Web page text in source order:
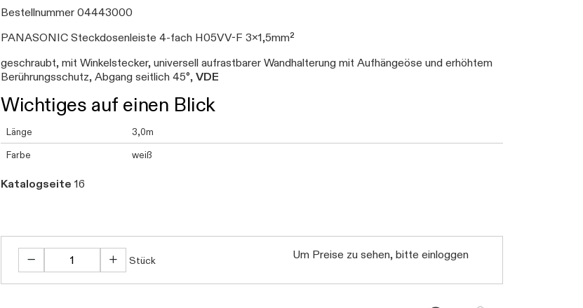
Bestellnummer 04443000
PANASONIC Steckdosenleiste 4-fach H05VV-F 3x1,5mm²
geschraubt, mit Winkelstecker, universell aufrastbarer Wandhalterung mit Aufhängeöse und erhöhtem
Berührungsschutz, Abgang seitlich 45°, VDE
Wichtiges auf einen Blick
Länge 3,0m
Farbe weiß
Katalogseite 16
Stück Um Preise zu sehen, bitte einloggen